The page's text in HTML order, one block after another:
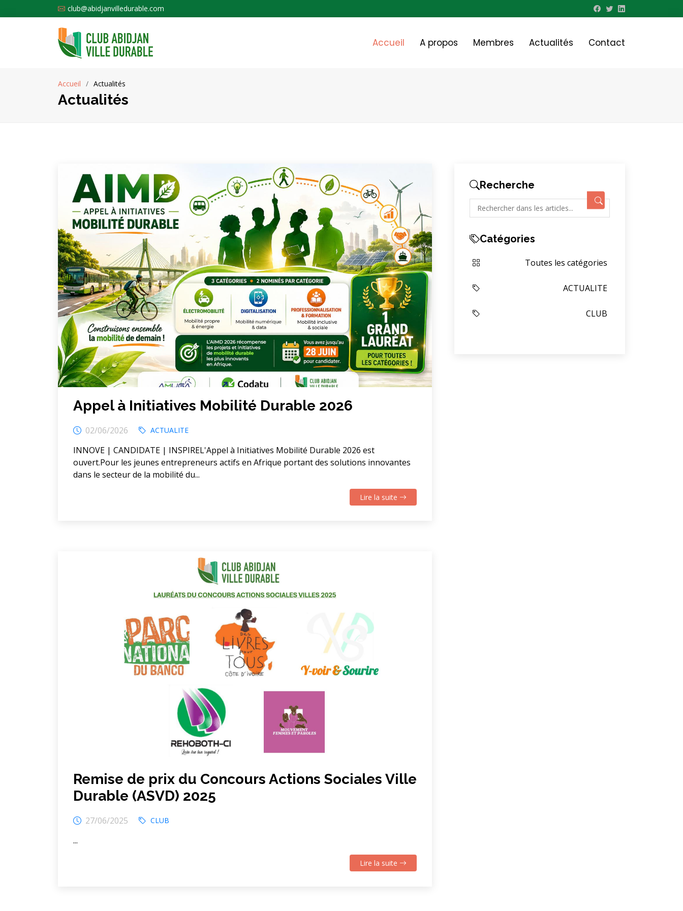
club@abidjanvilledurable.com
Accueil A propos Membres Actualités Contact
Accueil Actualités
Actualités
Appel à Initiatives Mobilité Durable 2026
02/06/2026 ACTUALITE
INNOVE | CANDIDATE | INSPIREL'Appel à Initiatives Mobilité Durable 2026 est
ouvert.Pour les jeunes entrepreneurs actifs en Afrique portant des solutions innovantes
dans le secteur de la mobilité du...
Lire la suite
Remise de prix du Concours Actions Sociales Ville
Durable (ASVD) 2025
27/06/2025 CLUB
...
Lire la suite
Recherche
Catégories
Toutes les catégories
ACTUALITE
CLUB